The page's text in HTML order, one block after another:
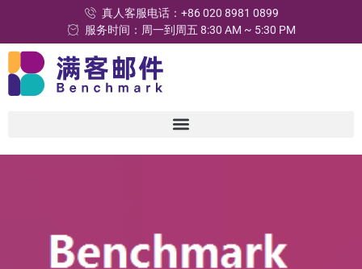
真人客服电话：+86 020 8981 0899
服务时间：周一到周五 8:30 AM ~ 5:30 PM